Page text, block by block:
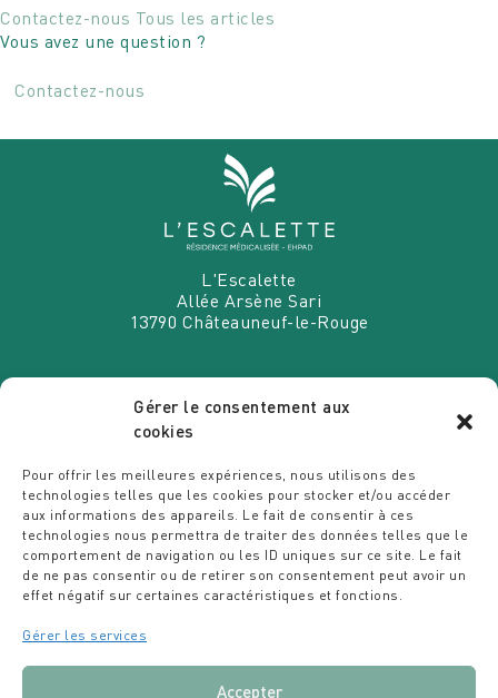
Gérer le consentement aux
cookies
Pour offrir les meilleures expériences, nous utilisons des
technologies telles que les cookies pour stocker et/ou accéder
aux informations des appareils. Le fait de consentir à ces
technologies nous permettra de traiter des données telles que le
comportement de navigation ou les ID uniques sur ce site. Le fait
de ne pas consentir ou de retirer son consentement peut avoir un
effet négatif sur certaines caractéristiques et fonctions.
Gérer les services
Accepter
Contactez-nous Tous les articles
Vous avez une question ?
Contactez-nous
L'Escalette
Allée Arsène Sari
13790 Châteauneuf-le-Rouge
CHEZ NOUS
Espace recrutement
Des étoiles dans les assiettes
Politique ESG
-